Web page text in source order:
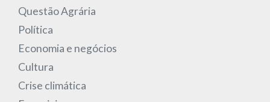
Questão Agrária
Política
Economia e negócios
Cultura
Crise climática